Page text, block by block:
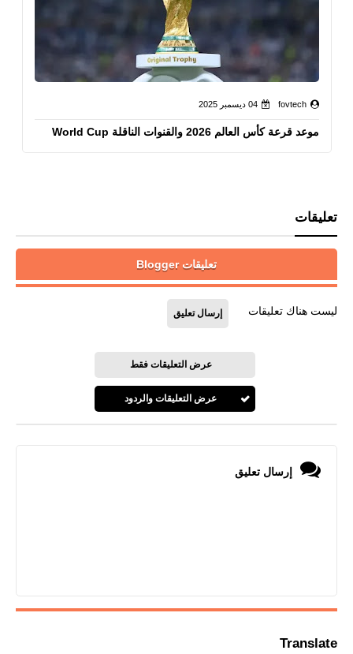
fovtech 04 ديسمبر 2025
موعد قرعة كأس العالم 2026 والقنوات الناقلة World Cup
تعليقات
تعليقات Blogger
ليست هناك تعليقات إرسال تعليق
عرض التعليقات فقط
عرض التعليقات والردود
إرسال تعليق
Translate